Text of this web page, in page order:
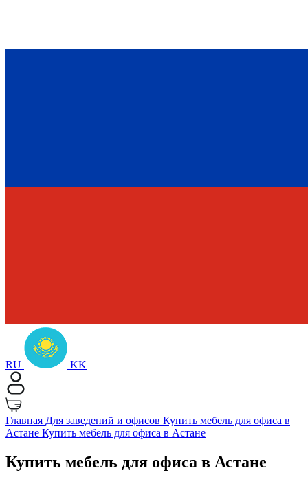
RU KK
Главная Для заведений и офисов Купить мебель для офиса в
Астане Купить мебель для офиса в Астане
Купить мебель для офиса в Астане